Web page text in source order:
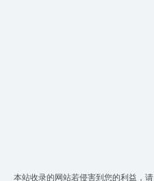
本站收录的网站若侵害到您的利益，请